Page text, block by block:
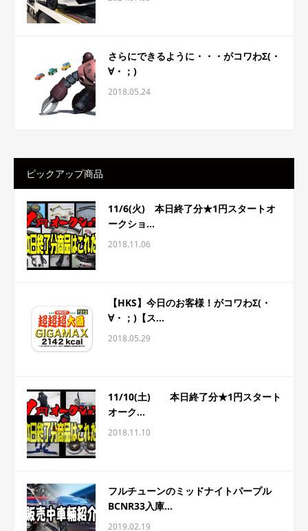
さらにできるように・・・がコワわΣ(・
∀・；)
2018.05.24
ピックアップ商品
11/6(火) 本日終了分★1円スタートオ
ークショ...
2018.11.06
【HKS】今日のお客様！がコワわΣ(・
∀・；)【ス...
2018.05.29
11/10(土) 本日終了分★1円スタート
オーク...
2018.11.10
フルチューンのミッドナイトパープル
BCNR33入庫...
2019.02.19